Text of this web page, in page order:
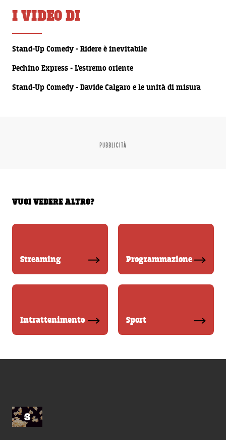
I VIDEO DI
Stand-Up Comedy - Ridere è inevitabile
Pechino Express - L'estremo oriente
Stand-Up Comedy - Davide Calgaro e le unità di misura
PUBBLICITÀ
VUOI VEDERE ALTRO?
Streaming Programmazione
Intrattenimento Sport